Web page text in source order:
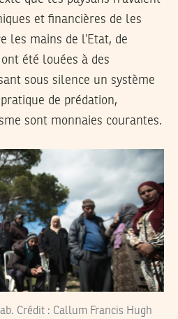
et financières de les
les mains de l’Etat, de
été louées à des
sous silence un système
de prédation,
sont monnaies courantes.
Crédit : Callum Francis Hugh